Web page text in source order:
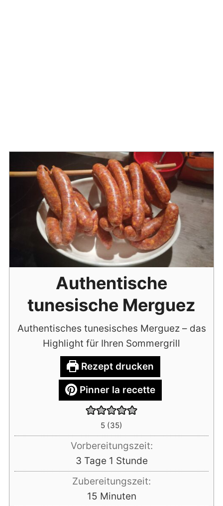
Authentische
tunesische Merguez
Authentisches tunesisches Merguez – das
Highlight für Ihren Sommergrill
Rezept drucken
Pinner la recette
5 (35)
Vorbereitungszeit:
3Tage
Tage 1 Stunde
Stunde
Zubereitungszeit:
15Minuten
Minuten